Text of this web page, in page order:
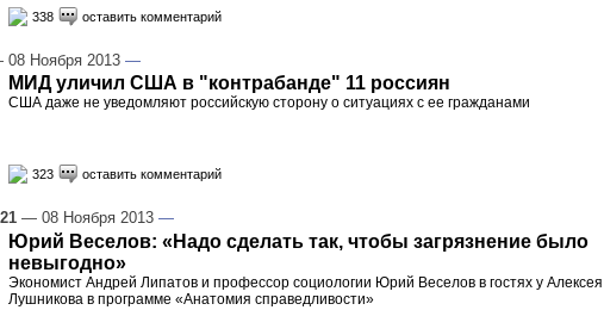
338 оставить комментарий
Ноября 2013 —
МИД уличил США в "контрабанде" 11 россиян
США даже не уведомляют российскую сторону о ситуациях с ее гражданами
323 оставить комментарий
— 08 Ноября 2013 —
Юрий Веселов: «Надо сделать так, чтобы загрязнение было
невыгодно»
Экономист Андрей Липатов и профессор социологии Юрий Веселов в гостях у Алексея
Лушникова в программе «Анатомия справедливости»